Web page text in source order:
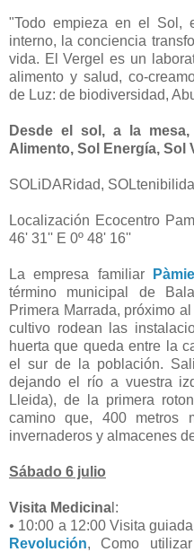
"Todo empieza en el Sol,
interno, la conciencia
vida. El Vergel es un
alimento y salud, co-
de Luz: de biodiversidad,
Desde el sol, a la
Alimento, Sol Energía, Sol
SOLiDARidad,
Localización Ecocentro
46' 31'' E 0º 48' 16''
La empresa familiar
término municipal de
Primera Marrada, próximo
cultivo rodean las
huerta que queda entre la
el sur de la población.
dejando el río a vuestra
Lleida), de la primera
camino que, 400 metros
invernaderos y almacenes
Sábado 6 julio
Visita Medicina l:
• 10:00 a 12:00 Visita
Revolución, Como